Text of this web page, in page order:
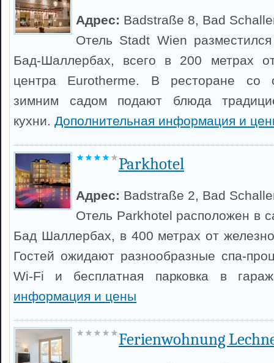
Адрес: Badstraße 8, Bad
Отель Stadt Wien
Бад-Шаллербах, всего в 200 метрах
центра Eurotherme. В ресторане со
зимним садом подают блюда
кухни. Дополнительная информация и
Parkhotel
Адрес: Badstraße 2, Bad
Отель Parkhotel расположен в
Бад Шаллербах, в 400 метрах от
Гостей ожидают разнообразные спа-
Wi-Fi и бесплатная парковка в
информация и цены
Ferienwohnung